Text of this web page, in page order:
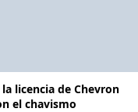
licencia de Chevron
el chavismo